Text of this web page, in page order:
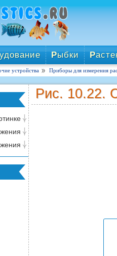
Рыбки Р
устройства Приборы для измерения
Рис. 10.22.